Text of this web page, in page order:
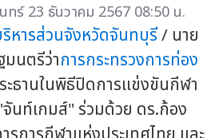
ทร์ 23 ธันวาคม 2567 08:50 น.
หารส่วนจังหวัดจันทบุรี/ นาย
มนตรีว่าการกระทรวงการท่อง
ะธานในพิธีปิดการแข่งขันกีฬา
นท์เกมส์" ร่วมด้วย ดร.ก้อง